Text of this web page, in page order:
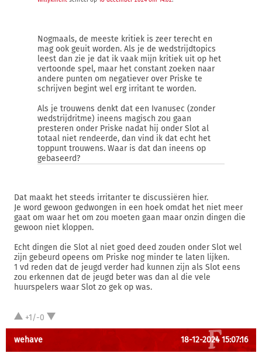
Nogmaals, de meeste kritiek is zeer terecht en
mag ook geuit worden. Als je de wedstrijdtopics
leest dan zie je dat ik vaak mijn kritiek uit op het
vertoonde spel, maar het constant zoeken naar
andere punten om negatiever over Priske te
schrijven begint wel erg irritant te worden.
Als je trouwens denkt dat een Ivanusec (zonder
wedstrijdritme) ineens magisch zou gaan
presteren onder Priske nadat hij onder Slot al
totaal niet rendeerde, dan vind ik dat echt het
toppunt trouwens. Waar is dat dan ineens op
gebaseerd?
Dat maakt het steeds irritanter te discussiëren hier.
Je word gewoon gedwongen in een hoek omdat het niet meer
gaat om waar het om zou moeten gaan maar onzin dingen die
gewoon niet kloppen.
Echt dingen die Slot al niet goed deed zouden onder Slot wel
zijn gebeurd opeens om Priske nog minder te laten lijken.
1 vd reden dat de jeugd verder had kunnen zijn als Slot eens
zou erkennen dat de jeugd beter was dan al die vele
huurspelers waar Slot zo gek op was.
+1/-0
wehave 18-12-2024 15:07:16